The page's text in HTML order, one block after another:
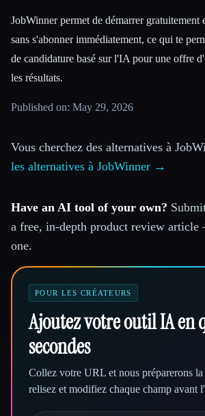
JobWinner permet de démarrer gratuitement
sans s'abonner immédiatement, ce qui te
de candidature basé sur l'IA pour une offre
les résultats.
Published on: May 29, 2026
Vous cherchez des alternatives à
les alternatives à JobWinner →
Have an AI tool of your own?
a free, in-depth product review
one.
POUR LES CRÉATEURS
Ajoutez votre outil IA en
secondes
Collez votre URL et nous préparerons
relisez et modifiez chaque champ avant